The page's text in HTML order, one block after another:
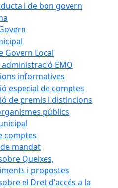
i de bon govern
Govern Local
administració EMO
informatives
especial de comptes
de premis i distincions
públics
comptes
mandat
Queixes,
i propostes
el Dret d'accés a la